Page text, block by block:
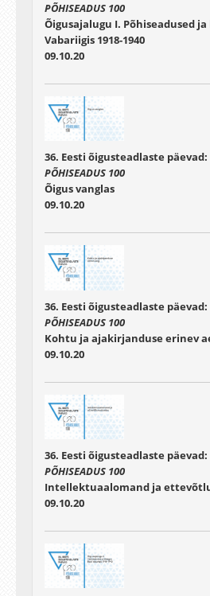
PÕHISEADUS 100
Õigusajalugu I. Põhiseadused
Vabariigis 1918-1940
09.10.20
36. Eesti õigusteadlaste päevad:
PÕHISEADUS 100
Õigus vanglas
09.10.20
36. Eesti õigusteadlaste päevad:
PÕHISEADUS 100
Kohtu ja ajakirjanduse erinev
09.10.20
36. Eesti õigusteadlaste päevad:
PÕHISEADUS 100
Intellektuaalomand ja
09.10.20